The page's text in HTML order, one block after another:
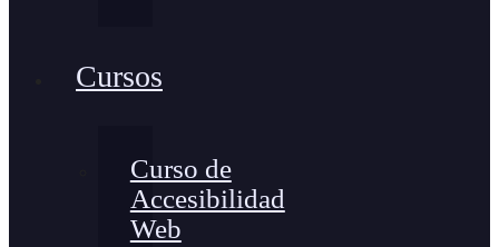
Cursos
Curso de
Accesibilidad
Web